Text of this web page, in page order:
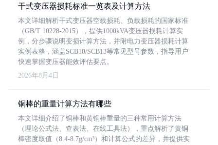
干式变压器损耗标准一览表及计算方法
本文详细解析干式变压器空载损耗、负载损耗的国家标准
（GB/T 10228-2015），提供1000kVA变压器损耗计算实
例，分步骤说明变损计算方法，并附电力变压器损耗计算
实例表格，涵盖SCB10/SCB13等常见型号参数，指导用户
快速掌握变压器能效评估要点。
2026年8月4日
铜棒的重量计算方法有哪些
本文详细介绍了铜棒和黄铜棒重量的三种常用计算方法
（理论公式法、查表法、在线工具法），重点解析了黄铜
棒密度取值（8.4-8.7g/cm³）和计算公式的差异，并提供实